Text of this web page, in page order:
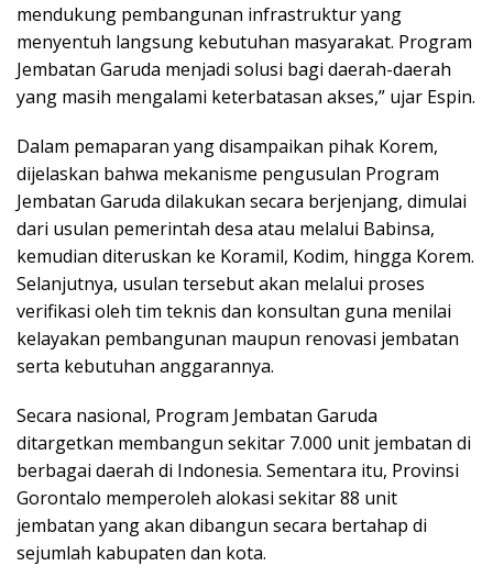
mendukung pembangunan infrastruktur yang
menyentuh langsung kebutuhan masyarakat. Program
Jembatan Garuda menjadi solusi bagi daerah-daerah
yang masih mengalami keterbatasan akses,” ujar Espin.
Dalam pemaparan yang disampaikan pihak Korem,
dijelaskan bahwa mekanisme pengusulan Program
Jembatan Garuda dilakukan secara berjenjang, dimulai
dari usulan pemerintah desa atau melalui Babinsa,
kemudian diteruskan ke Koramil, Kodim, hingga Korem.
Selanjutnya, usulan tersebut akan melalui proses
verifikasi oleh tim teknis dan konsultan guna menilai
kelayakan pembangunan maupun renovasi jembatan
serta kebutuhan anggarannya.
Secara nasional, Program Jembatan Garuda
ditargetkan membangun sekitar 7.000 unit jembatan di
berbagai daerah di Indonesia. Sementara itu, Provinsi
Gorontalo memperoleh alokasi sekitar 88 unit
jembatan yang akan dibangun secara bertahap di
sejumlah kabupaten dan kota.